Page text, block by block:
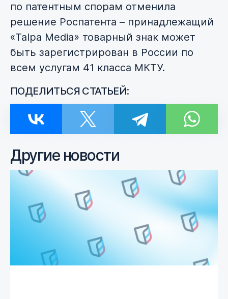
по патентным спорам отменила
решение Роспатента – принадлежащий
«Talpa Media» товарный знак может
быть зарегистрирован в России по
всем услугам 41 класса МКТУ.
ПОДЕЛИТЬСЯ СТАТЬЕЙ:
Другие новости